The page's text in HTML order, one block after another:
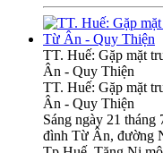
TT. Huế: Gặp mặt
Ân - Quy Thiện
TT. Huế: Gặp mặt
Ân - Quy Thiện
Sáng ngày 21
đình Từ Ân, đường